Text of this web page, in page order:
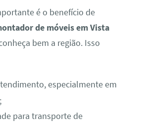
é o benefício de
de móveis em Vista
bem a região. Isso
especialmente em
para transporte de